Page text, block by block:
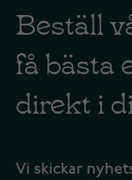
Beställ
få bästa
direkt i
Vi skickar